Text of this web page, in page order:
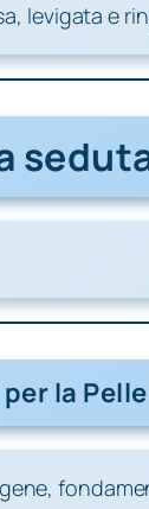
levigata e
la Pelle